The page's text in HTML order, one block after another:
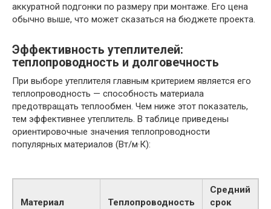
аккуратной подгонки по размеру при монтаже. Его цена
обычно выше, что может сказаться на бюджете проекта.
Эффективность утеплителей:
теплопроводность и долговечность
При выборе утеплителя главным критерием является его
теплопроводность — способность материала
предотвращать теплообмен. Чем ниже этот показатель,
тем эффективнее утеплитель. В таблице приведены
ориентировочные значения теплопроводности
популярных материалов (Вт/м·К):
Материал Теплопроводность
Средний
срок